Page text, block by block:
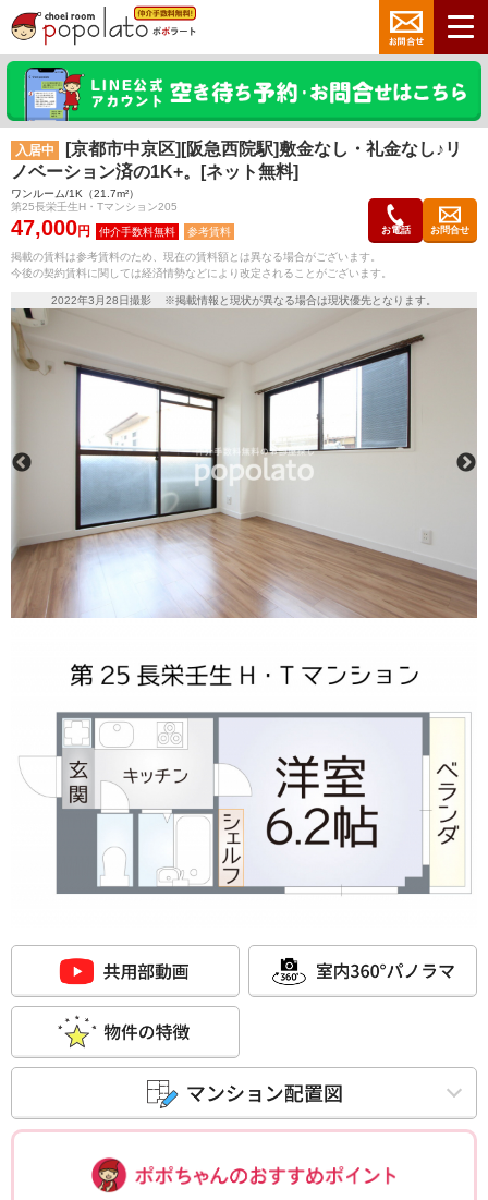
入居中
[京都市中京区][阪急西院駅]敷金なし・礼金なし♪リ
ノベーション済の1K+。[ネット無料]
ワンルーム/1K（21.7m²）
第25長栄壬生H・Tマンション205
47,000円 参考賃料 お電話 お問合せ
掲載の賃料は参考賃料のため、現在の賃料額とは異なる場合がございます。
今後の契約賃料に関しては経済情勢などにより改定されることがございます。
2022年3月28日撮影 ※掲載情報と現状が異なる場合は現状優先となります。